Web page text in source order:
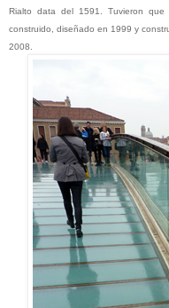
Rialto data del 1591. Tuvieron
construido,
diseñado en 1999 y
2008.